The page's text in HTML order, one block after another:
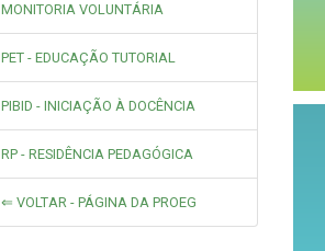
MONITORIA VOLUNTÁRIA
PET - EDUCAÇÃO TUTORIAL
PIBID - INICIAÇÃO À DOCÊNCIA
RP - RESIDÊNCIA PEDAGÓGICA
⇐ VOLTAR - PÁGINA DA PROEG